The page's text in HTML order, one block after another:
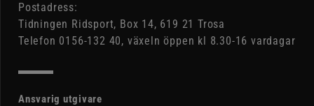
Postadress:
Tidningen Ridsport, Box 14, 619 21 Trosa
Telefon 0156-132 40, växeln öppen kl 8.30-16 vardagar
Ansvarig utgivare